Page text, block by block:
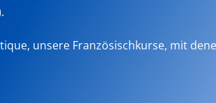
unsere Französischkurse, mit